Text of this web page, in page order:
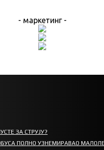
- маркетинг -
ЗА СТРУЈУ?
ПОЛНО УЗНЕМИРАВАО